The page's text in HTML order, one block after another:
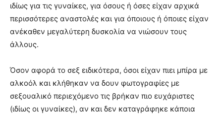
ιδίως για τις γυναίκες, για όσους ή όσες είχαν αρχικά
περισσότερες αναστολές και για όποιους ή όποιες είχαν
ανέκαθεν μεγαλύτερη δυσκολία να νιώσουν τους
άλλους.
Όσον αφορά το σεξ ειδικότερα, όσοι είχαν πιει μπίρα με
αλκοόλ και κλήθηκαν να δουν φωτογραφίες με
σεξουαλικό περιεχόμενο τις βρήκαν πιο ευχάριστες
(ιδίως οι γυναίκες), αν και δεν καταγράφηκε κάποια